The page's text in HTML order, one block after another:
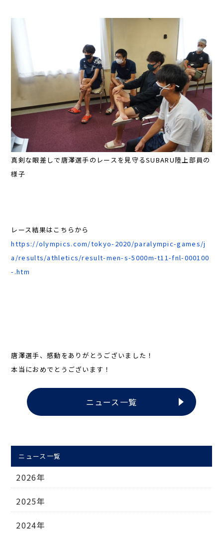
真剣な眼差しで唐澤選手のレースを見守るSUBARU陸上部員の
様子
レース結果はこちらから
https://olympics.com/tokyo-2020/paralympic-games/j
a/results/athletics/result-men-s-5000m-t11-fnl-000100
-.htm
唐澤選手、感動をありがとうございました！
本当におめでとうございます！
ニュース一覧
ニュース一覧
2026年
2025年
2024年